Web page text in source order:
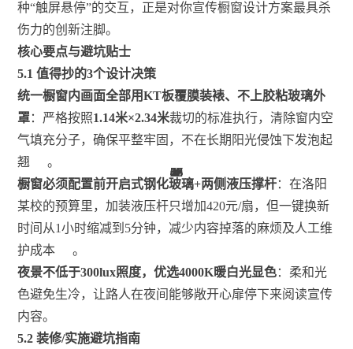
28
45
67
19
28
28
63
67
45
种“触屏悬停”的交互，正是对你宣传橱窗设计方案最具杀
伤力的创新注脚。
核心要点与避坑贴士
5.1 值得抄的3个设计决策
统一橱窗内画面全部用KT板覆膜装裱、不上胶粘玻璃外
罩：严格按照1.14米×2.34米裁切的标准执行，清除窗内空
气填充分子，确保平整牢固，不在长期阳光侵蚀下发泡起
翘
38
。
橱窗必须配置前开启式钢化玻璃+两侧液压撑杆：在洛阳
某校的预算里，加装液压杆只增加420元/扇，但一键换新
时间从1小时缩减到5分钟，减少内容掉落的麻烦及人工维
护成本
45
。
夜景不低于300lux照度，优选4000K暖白光显色：柔和光
色避免生冷，让路人在夜间能够敞开心扉停下来阅读宣传
内容。
5.2 装修/实施避坑指南
3
42